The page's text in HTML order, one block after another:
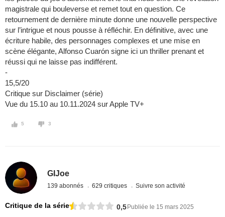
magistrale qui bouleverse et remet tout en question. Ce
retournement de dernière minute donne une nouvelle perspective
sur l’intrigue et nous pousse à réfléchir. En définitive, avec une
écriture habile, des personnages complexes et une mise en
scène élégante, Alfonso Cuarón signe ici un thriller prenant et
réussi qui ne laisse pas indifférent.
-
15,5/20
Critique sur Disclaimer (série)
Vue du 15.10 au 10.11.2024 sur Apple TV+
5 3
GIJoe
139 abonnés 629 critiques Suivre son activité
Critique de la série 0,5Publiée le 15 mars 2025